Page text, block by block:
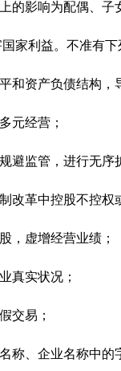
影响为配偶、子
家利益。不准有下
资产负债结构，
元经营；
监管，进行无序
革中控股不控权
虚增经营业绩；
实状况；
交易；
、企业名称中的